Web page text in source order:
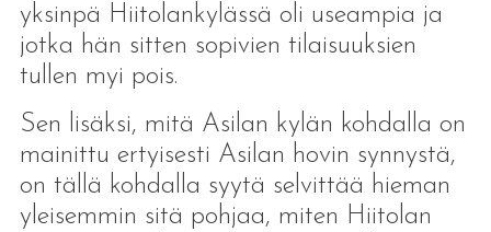
yksinpä Hiitolankylässä oli useampia ja
jotka hän sitten sopivien tilaisuuksien
tullen myi pois.
Sen lisäksi, mitä Asilan kylän kohdalla on
mainittu ertyisesti Asilan hovin synnystä,
on tällä kohdalla syytä selvittää hieman
yleisemmin sitä pohjaa, miten Hiitolan